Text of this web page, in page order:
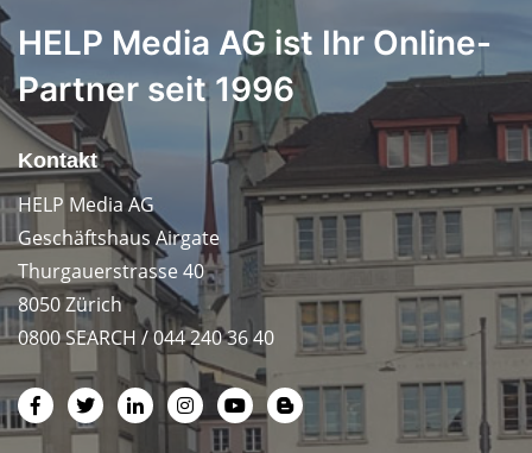
HELP Media AG ist Ihr Online-
Partner seit 1996
Kontakt
HELP Media AG
Geschäftshaus Airgate
Thurgauerstrasse 40
8050 Zürich
0800 SEARCH / 044 240 36 40